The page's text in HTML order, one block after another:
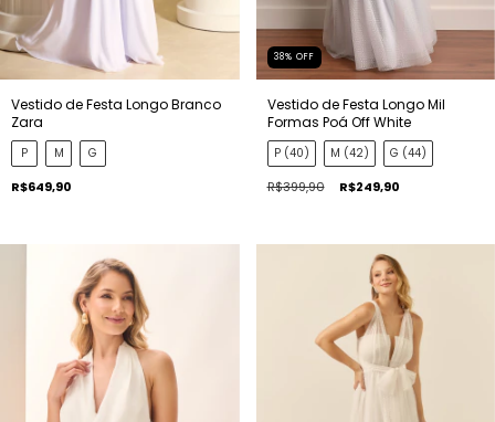
Vestido de Festa Longo Branco
Zara
P M G
R$649,90
38% OFF
Vestido de Festa Longo Mil
Formas Poá Off White
P (40) M (42) G (44)
R$399,90 R$249,90